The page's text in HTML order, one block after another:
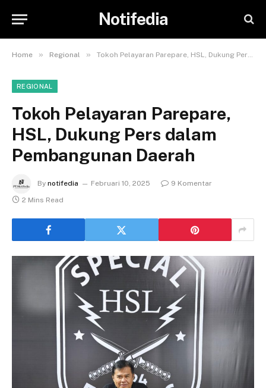
Notifedia
Home » Regional » Tokoh Pelayaran Parepare, HSL, Dukung Pers dalam Pembangunan Daerah
REGIONAL
Tokoh Pelayaran Parepare,
HSL, Dukung Pers dalam
Pembangunan Daerah
By notifedia Februari 10, 2025
9 Komentar
2 Mins Read